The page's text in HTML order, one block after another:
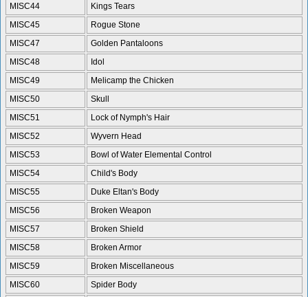
MISC44
Kings Tears
MISC45
Rogue Stone
MISC47
Golden Pantaloons
MISC48
Idol
MISC49
Melicamp the Chicken
MISC50
Skull
MISC51
Lock of Nymph's Hair
MISC52
Wyvern Head
MISC53
Bowl of Water Elemental Control
MISC54
Child's Body
MISC55
Duke Eltan's Body
MISC56
Broken Weapon
MISC57
Broken Shield
MISC58
Broken Armor
MISC59
Broken Miscellaneous
MISC60
Spider Body